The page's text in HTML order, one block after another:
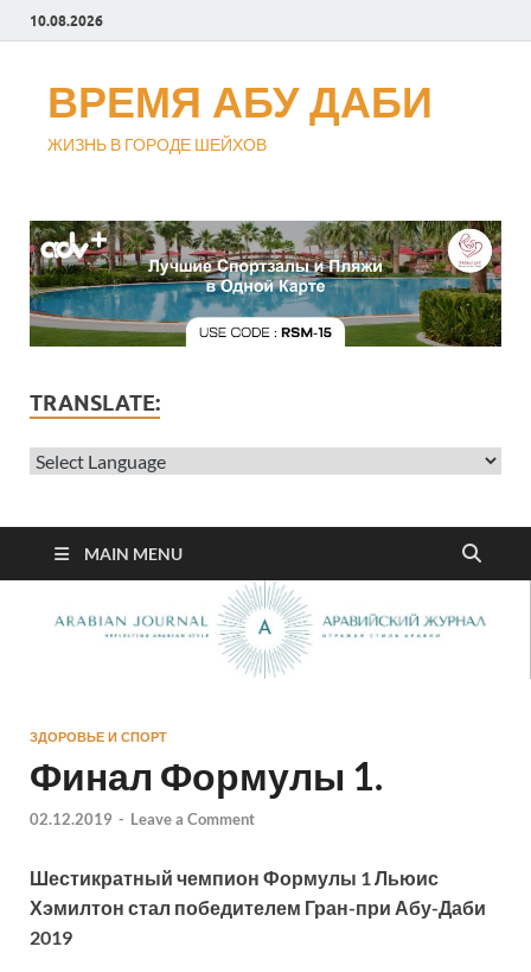
10.08.2026
ВРЕМЯ АБУ ДАБИ
ЖИЗНЬ В ГОРОДЕ ШЕЙХОВ
TRANSLATE:
MAIN MENU
ЗДОРОВЬЕ И СПОРТ
Финал Формулы 1.
02.12.2019 - Leave a Comment
Шестикратный чемпион Формулы 1 Льюис
Хэмилтон стал победителем Гран-при Абу-Даби
2019